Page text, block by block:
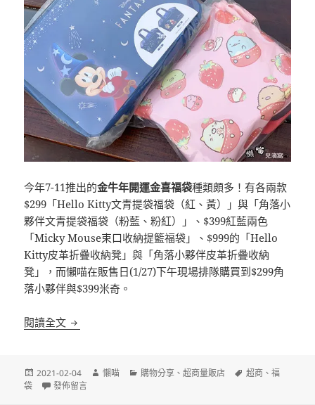
今年7-11推出的金牛年開運金喜福袋種類頗多！有各兩款
$299「Hello Kitty文青提袋福袋（紅、黃）」與「角落小
夥伴文青提袋福袋（粉藍、粉紅）」、$399紅藍兩色
「Micky Mouse束口收納提籃福袋」、$999的「Hello
Kitty皮革折疊收納凳」與「角落小夥伴皮革折疊收納
凳」，而懶喵在販售日(1/27)下午現場排隊購買到$299角
落小夥伴與$399米奇。
閱讀全文 [超商]7-11 金牛年開運金喜福袋 開箱
發
佈
2021-02-04
作
懶喵
分
購物分享 、超商量販店
標
超商 、福
袋
在〈[超商]7-11 金牛年開運金喜福袋 開箱〉
發佈留言